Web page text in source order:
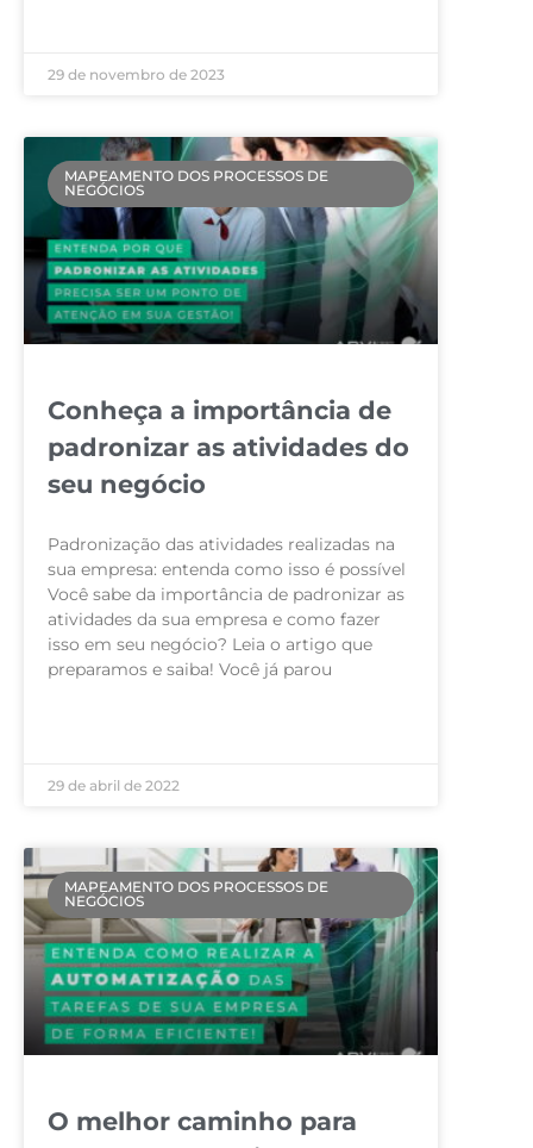
29 de novembro de 2023
MAPEAMENTO DOS PROCESSOS DE
NEGÓCIOS
Conheça a importância de
padronizar as atividades do
seu negócio
Padronização das atividades realizadas na
sua empresa: entenda como isso é possível
Você sabe da importância de padronizar as
atividades da sua empresa e como fazer
isso em seu negócio? Leia o artigo que
preparamos e saiba! Você já parou
29 de abril de 2022
MAPEAMENTO DOS PROCESSOS DE
NEGÓCIOS
O melhor caminho para